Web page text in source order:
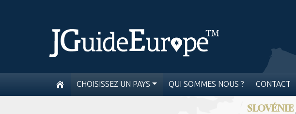
CHOISISSEZ UN PAYS QUI SOMMES NOUS ? CONTACT
SLOVÉNIE